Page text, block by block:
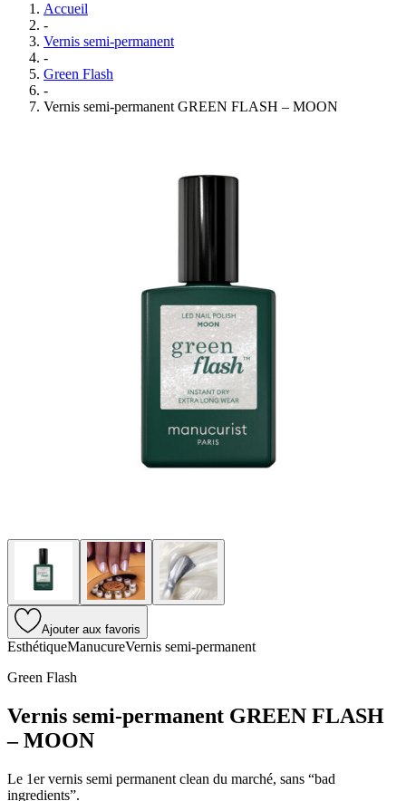
Accueil
-
Vernis semi-permanent
-
Green Flash
-
Vernis semi-permanent GREEN FLASH – MOON
Ajouter aux favoris
EsthétiqueManucureVernis semi-permanent
Green Flash
Vernis semi-permanent GREEN FLASH
– MOON
Le 1er vernis semi permanent clean du marché, sans “bad
ingredients”.